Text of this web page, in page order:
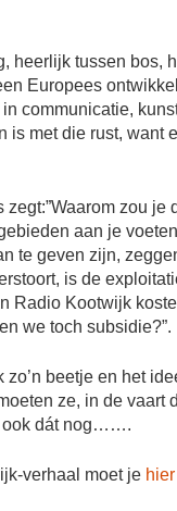
heerlijk tussen
Europees
communicatie,
is met die rust,
zou
aan je
te geven zijn,
is de
Radio Kootwijk
we toch subsidie?”.
beetje en het
ze, in de
ook dát nog…….
verhaal moet je hier